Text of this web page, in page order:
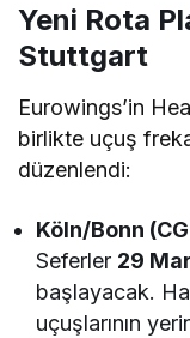
Yeni Rota
Stuttgart
Eurowings’in
birlikte uçuş
düzenlendi:
Köln/Bonn
Seferler 29
başlayacak.
uçuşlarının